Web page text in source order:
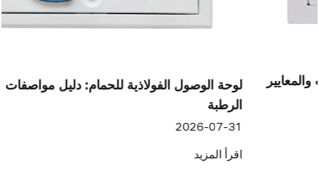
لوحة الوصول الفولاذية للحمام: دليل مواصفات المنطقة
2026-07-31